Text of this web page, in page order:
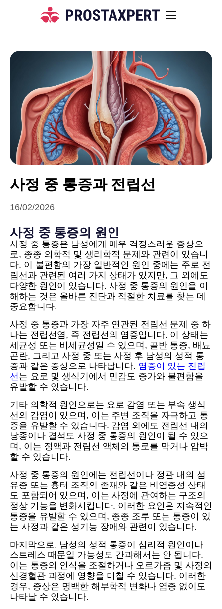
사정 중 통증과 전립선
16/02/2026
사정 중 통증의 원인
사정 중 통증은 남성에게 매우 걱정스러운 증상으
로, 종종 의학적 및 생리학적 문제와 관련이 있습니
다. 이 불편함의 가장 일반적인 원인 중에는 주로 전
립선과 관련된 여러 가지 상태가 있지만, 그 외에도
다양한 원인이 있습니다. 사정 중 통증의 원인을 이
해하는 것은 올바른 진단과 적절한 치료를 찾는 데
중요합니다.
사정 중 통증과 가장 자주 연관된 전립선 문제 중 하
나는 전립선염, 즉 전립선의 염증입니다. 이 상태는
세균성 또는 비세균성일 수 있으며, 골반 통증, 배뇨
곤란, 그리고 사정 중 또는 사정 후 남성의 성적 통
증과 같은 증상으로 나타납니다. 염증이 있는 전립
선는 요로 및 생식기에서 민감도 증가와 불편함을
유발할 수 있습니다.
기타 의학적 원인으로는 요로 감염 또는 부속 생식
선의 감염이 있으며, 이는 주변 조직을 자극하고 통
증을 유발할 수 있습니다. 감염 외에도 전립선 내의
낭종이나 결석도 사정 중 통증의 원인이 될 수 있으
며, 이는 정액과 전립선 액체의 통로를 막거나 압박
할 수 있습니다.
사정 중 통증의 원인에는 전립선이나 정관 내의 섬
유증 또는 흉터 조직의 존재와 같은 비염증성 상태
도 포함되어 있으며, 이는 사정에 관여하는 구조의
정상 기능을 변화시킵니다. 이러한 요인은 지속적인
통증을 유발할 수 있으며, 종종 조루 또는 통증이 있
는 사정과 같은 성기능 장애와 관련이 있습니다.
마지막으로, 남성의 성적 통증이 심리적 원인이나
스트레스 때문일 가능성도 간과해서는 안 됩니다.
이는 통증의 인식을 조절하거나 오르가즘 및 사정의
신경혈관 과정에 영향을 미칠 수 있습니다. 이러한
경우, 증상은 명백한 해부학적 변화나 염증 없이도
나타날 수 있습니다.